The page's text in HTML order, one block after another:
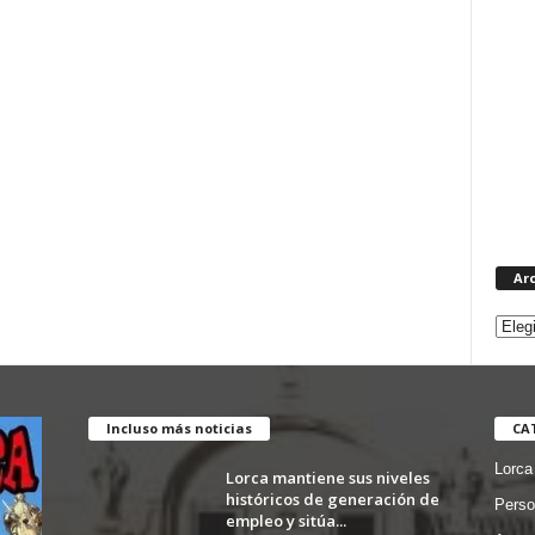
Incluso más noticias
Lorca mantiene sus niveles
históricos de generación de
empleo y sitúa...
Lorca